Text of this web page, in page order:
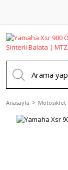
Anasayfa Motosiklet